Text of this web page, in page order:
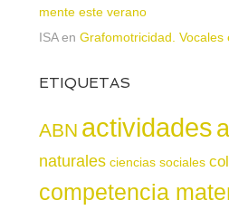
mente este verano
ISAen Grafomotricidad. Vocales
ETIQUETAS
ABN actividades
naturales ciencias sociales
competencia